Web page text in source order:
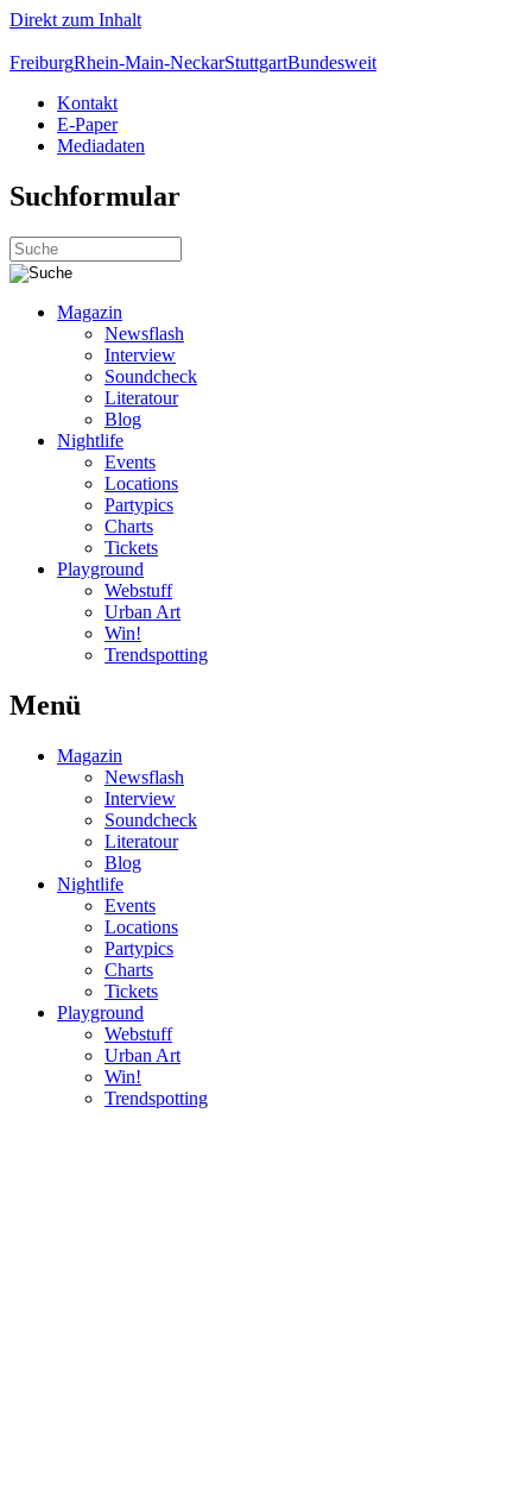
Direkt zum Inhalt
FreiburgRhein-Main-NeckarStuttgartBundesweit
Kontakt
E-Paper
Mediadaten
Suchformular
Magazin
Newsflash
Interview
Soundcheck
Literatour
Blog
Nightlife
Events
Locations
Partypics
Charts
Tickets
Playground
Webstuff
Urban Art
Win!
Trendspotting
Menü
Magazin
Newsflash
Interview
Soundcheck
Literatour
Blog
Nightlife
Events
Locations
Partypics
Charts
Tickets
Playground
Webstuff
Urban Art
Win!
Trendspotting